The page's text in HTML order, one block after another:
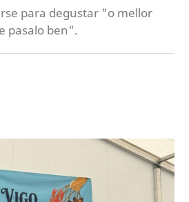
para degustar "o mellor
pasalo ben".